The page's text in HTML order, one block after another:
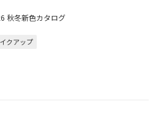
秋冬新色カタログ
クアップ